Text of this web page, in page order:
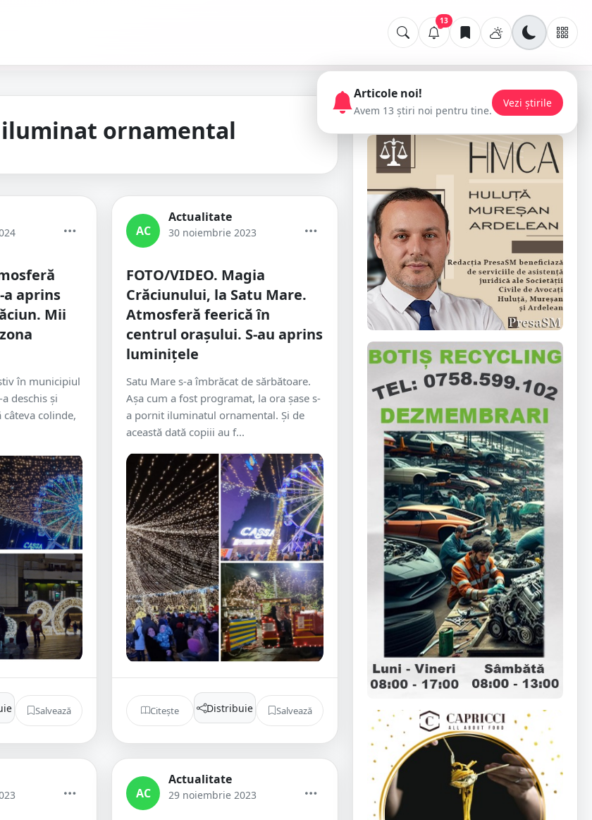
13
iluminat ornamental
a aprins
Mii
în municipiul
deschis și
câteva colinde,
Salvează
AC
Actualitate
30 noiembrie 2023
FOTO/VIDEO. Magia
Crăciunului, la Satu Mare.
Atmosferă feerică în
centrul orașului. S-au aprins
luminițele
Satu Mare s-a îmbrăcat de sărbătoare.
Așa cum a fost programat, la ora șase s-
a pornit iluminatul ornamental. Și de
această dată copiii au f...
Citește Distribuie Salvează
AC
Actualitate
29 noiembrie 2023
📢 Publicitate
Articole noi!
Avem 13 știri noi pentru tine.
Vezi știrile